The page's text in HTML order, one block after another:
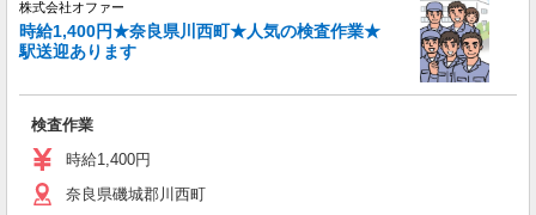
株式会社オファー
時給1,400円★奈良県川西町★人気の検査作業★
駅送迎あります
検査作業
時給1,400円
奈良県磯城郡川西町